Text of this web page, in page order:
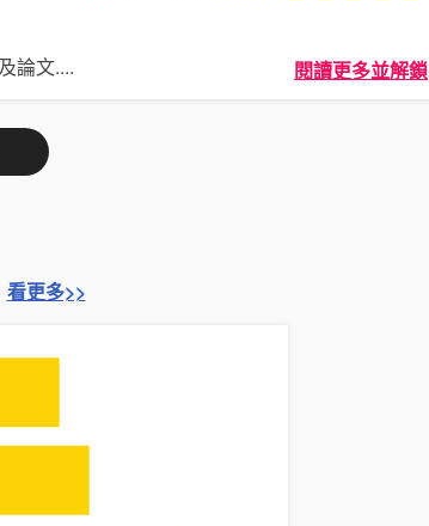
論文.... 閱讀更多並解鎖
看更多>>